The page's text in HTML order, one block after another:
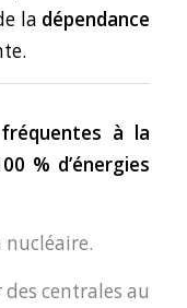
la dépendance
à la
% d’énergies
nucléaire.
centrales au